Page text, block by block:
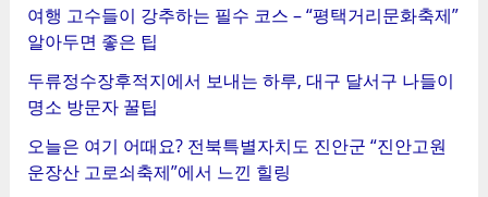
여행 고수들이 강추하는 필수 코스 – “평택거리문화축제”
알아두면 좋은 팁
두류정수장후적지에서 보내는 하루, 대구 달서구 나들이
명소 방문자 꿀팁
오늘은 여기 어때요? 전북특별자치도 진안군 “진안고원
운장산 고로쇠축제”에서 느낀 힐링